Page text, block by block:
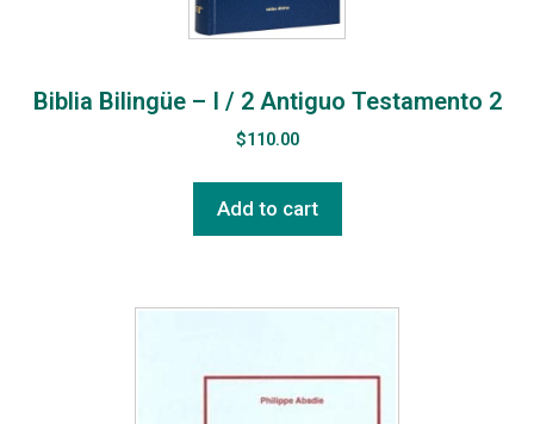
Biblia Bilingüe – I / 2 Antiguo Testamento 2
$110.00
Add to cart